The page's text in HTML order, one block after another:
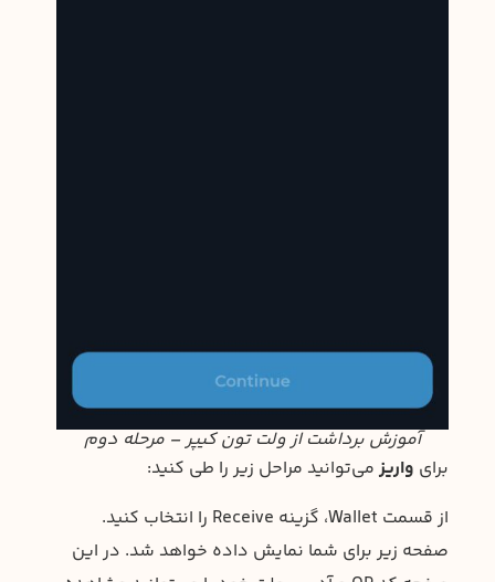
آموزش برداشت از ولت تون کیپر – مرحله دوم
برای واریز می‌توانید مراحل زیر را طی کنید:
از قسمت Wallet، گزینه Receive را انتخاب کنید.
صفحه زیر برای شما نمایش داده خواهد شد. در این